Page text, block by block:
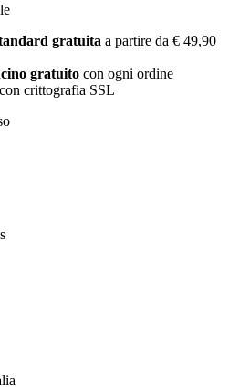
gratuita a partire da € 49,90
gratuito con ogni ordine
con crittografia SSL